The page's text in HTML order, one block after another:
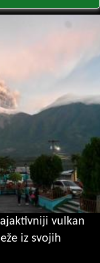
vulkan
iz svojih